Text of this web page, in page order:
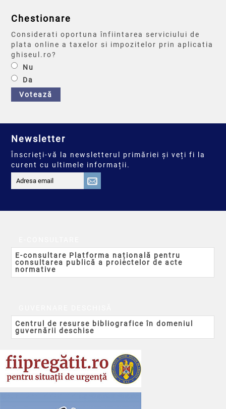
Chestionare
Considerati oportuna înfiintarea serviciului de
plata online a taxelor si impozitelor prin aplicatia
ghiseul.ro?
Nu
Da
Votează
Newsletter
Înscrieți-vă la newsletterul primăriei și veți fi la
curent cu ultimele informații.
E-consultare Platforma națională pentru
consultarea publică a proiectelor de acte
normative
Centrul de resurse bibliografice în domeniul
guvernării deschise